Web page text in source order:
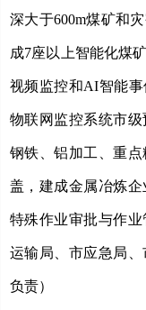
深大于600m煤矿和
成7座以上智能化煤
视频监控和AI智能
物联网监控系统市级
钢铁、铝加工、重
盖，建成金属冶炼
特殊作业审批与作业
运输局、市应急局
负责）